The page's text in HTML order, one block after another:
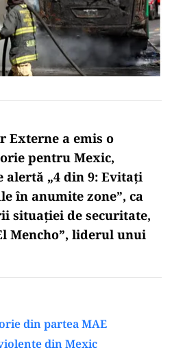
Externe a emis o
pentru Mexic,
„4 din 9: Evitați
în anumite zone”, ca
situației de securitate,
Mencho”, liderul unui
din partea MAE
din Mexic